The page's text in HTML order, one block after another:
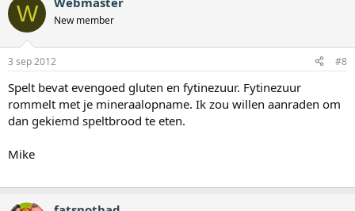
W New member
3 sep 2012 #8
Spelt bevat evengoed gluten en fytinezuur. Fytinezuur
rommelt met je mineraalopname. Ik zou willen aanraden om
dan gekiemd speltbrood te eten.
Mike